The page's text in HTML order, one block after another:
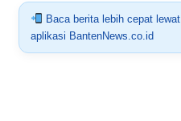
Baca berita lebih cepat lewat
aplikasi BantenNews.co.id